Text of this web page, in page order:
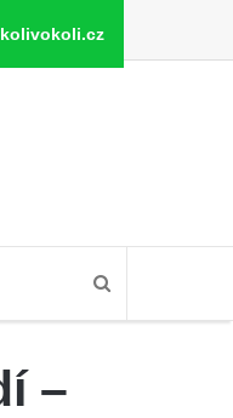
–